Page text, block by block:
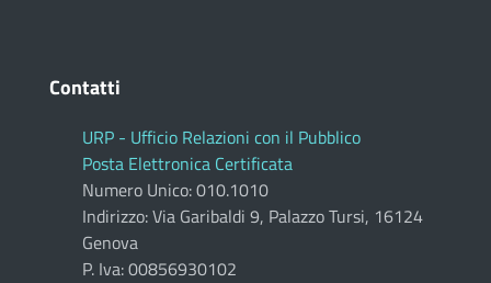
Contatti
URP - Ufficio Relazioni con il Pubblico
Posta Elettronica Certificata
Numero Unico: 010.1010
Indirizzo: Via Garibaldi 9, Palazzo Tursi, 16124
Genova
P. Iva: 00856930102